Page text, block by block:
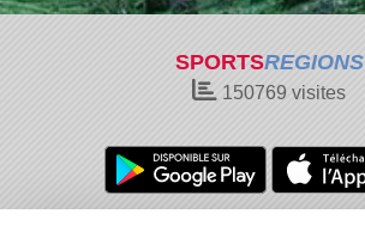
SPORTSREGIONS
150769 visites